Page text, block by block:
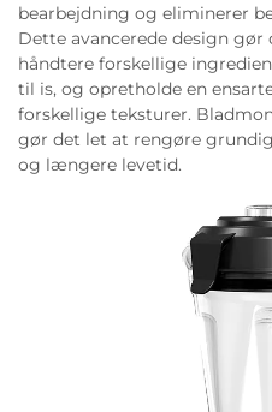
bearbejdning og eliminerer
Dette avancerede design
håndtere forskellige
til is, og opretholde en
forskellige teksturer.
gør det let at rengøre
og længere levetid.